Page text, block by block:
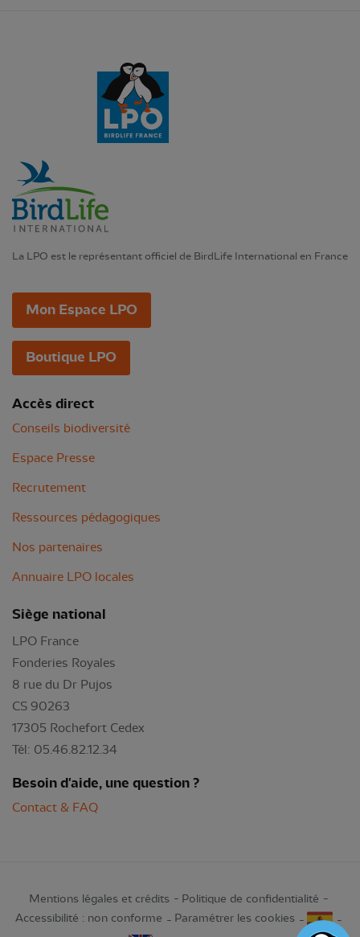
La LPO est le représentant officiel de BirdLife International en France
Mon Espace LPO
Boutique LPO
Accès direct
Conseils biodiversité
Espace Presse
Recrutement
Ressources pédagogiques
Nos partenaires
Annuaire LPO locales
Siège national
LPO France
Fonderies Royales
8 rue du Dr Pujos
CS 90263
17305 Rochefort Cedex
Tél: 05.46.82.12.34
Besoin d'aide, une question ?
Contact & FAQ
Mentions légales et crédits
Politique de confidentialité
Accessibilité : non conforme
Paramétrer les cookies